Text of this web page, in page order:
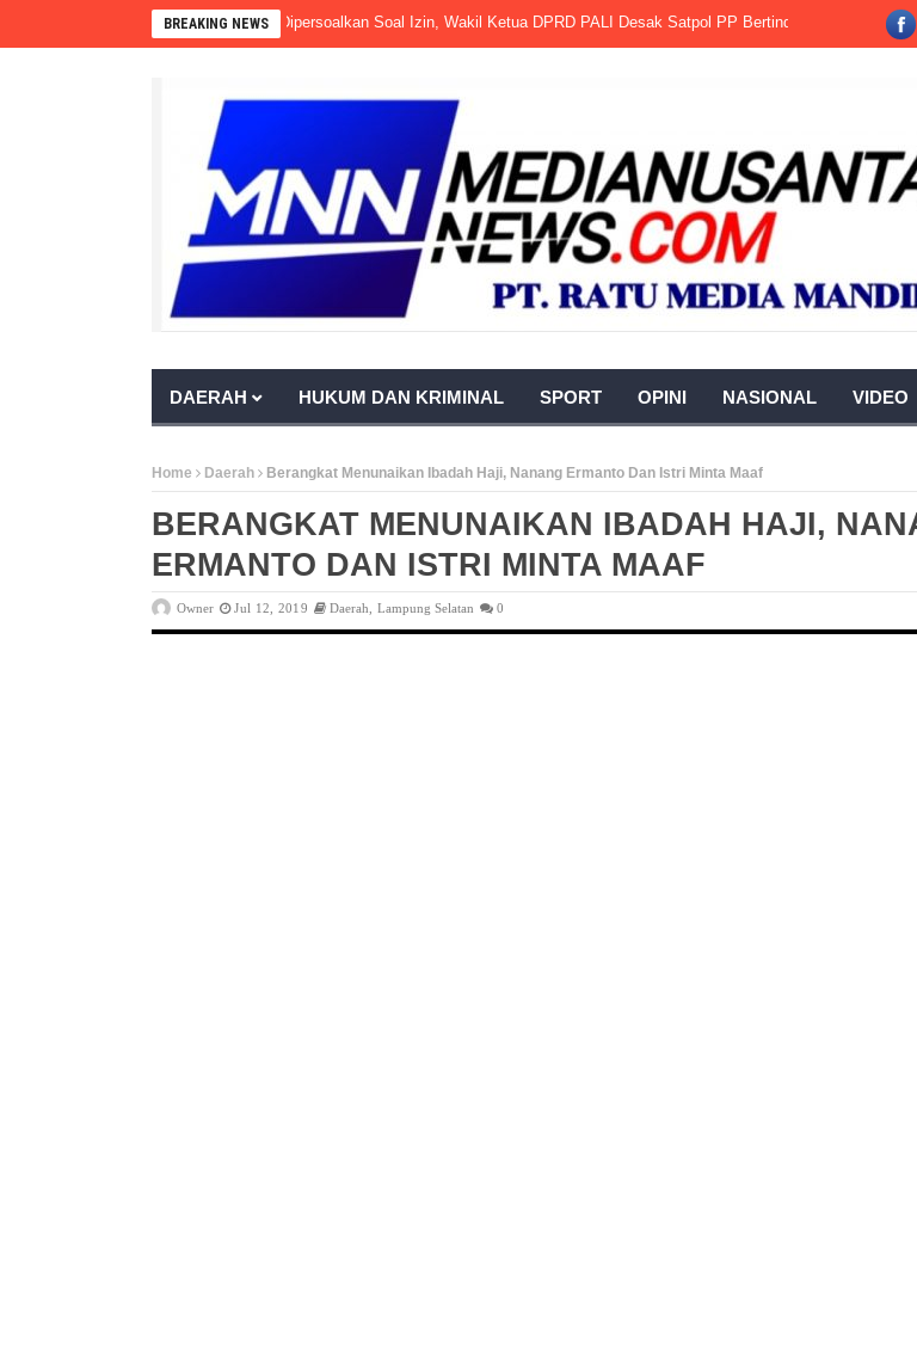
BREAKING NEWS
Masih Beroperasi Meski Dipersoalkan Soal Izin, Wakil Ketua DPRD PALI Desak Satpol PP Bertindak Tegas. Warga
DAERAH HUKUM DAN KRIMINAL SPORT OPINI NASIONAL VIDEO
Home Daerah Berangkat Menunaikan Ibadah Haji, Nanang Ermanto Dan Istri Minta Maaf
BERANGKAT MENUNAIKAN IBADAH HAJI,
ERMANTO DAN ISTRI MINTA MAAF
Owner Jul 12, 2019 Daerah Lampung Selatan 0